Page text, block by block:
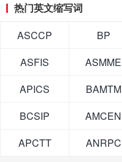
热门英文缩写词
ASCCP
BP
ASFIS
ASMME
APICS
BAMTM
BCSIP
AMCEN
APCTT
ANRPC